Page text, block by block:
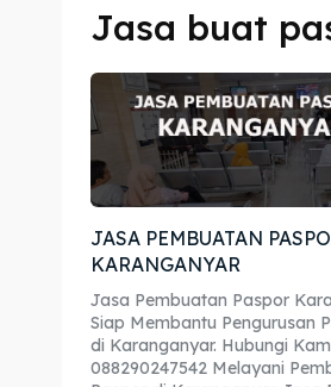
Jasa buat
JASA PEMBUATAN
KARANGANYAR
Jasa Pembuatan Paspor
Siap Membantu Pengurusan
di Karanganyar. Hubungi
088290247542 Melayani